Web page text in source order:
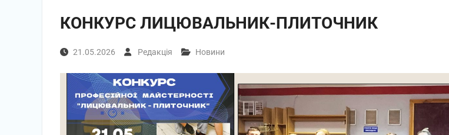
КОНКУРС ЛИЦЮВАЛЬНИК-ПЛИТОЧНИК
21.05.2026 Редакція Новини